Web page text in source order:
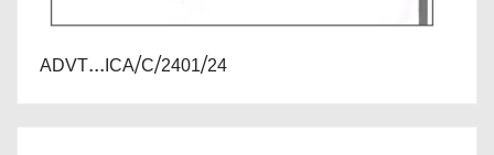
ADVT...ICA/C/2401/24